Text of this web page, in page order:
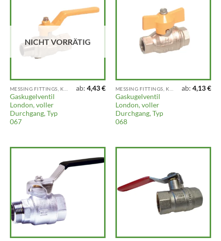
NICHT VORRÄTIG
Gaskugelventil
London, voller
Durchgang, Typ
067
ab:4,43€
Gaskugelventil
London, voller
Durchgang, Typ
068
ab:4,13€